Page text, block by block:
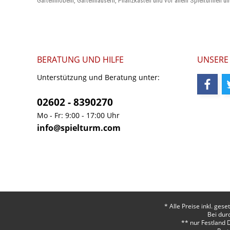
BERATUNG UND HILFE
Unterstützung und Beratung unter:
02602 - 8390270
Mo - Fr: 9:00 - 17:00 Uhr
info@spielturm.com
* Alle Preise inkl.
Bei
** nur Festland